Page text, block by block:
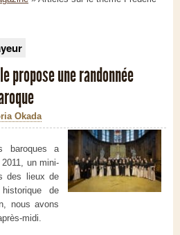
propose une randonnée
Okada
baroques a
un mini-
des lieux de
de
nous avons
midi.